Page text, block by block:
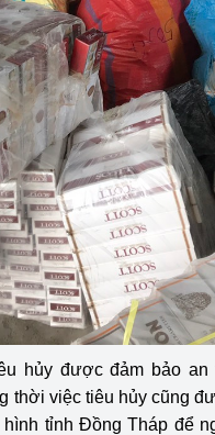
hủy được đảm bảo
thời việc tiêu hủy cũng
tỉnh Đồng Tháp để